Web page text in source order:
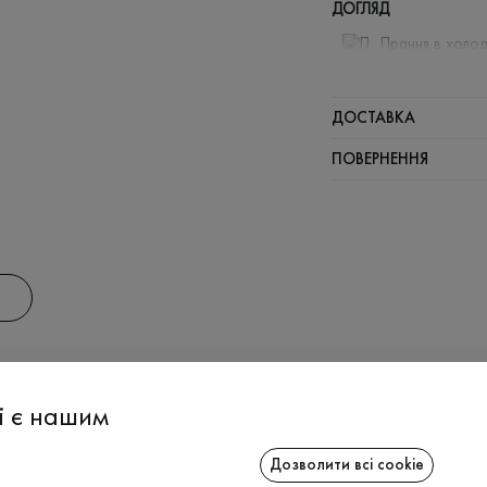
ДОГЛЯД
Прання в
Щадний
ДОСТАВКА
ПОВЕРНЕННЯ
є нашим
Дозволити всі cookie